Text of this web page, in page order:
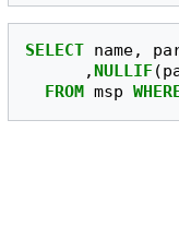
SELECT name,
, NULLIF(
FROM
msp